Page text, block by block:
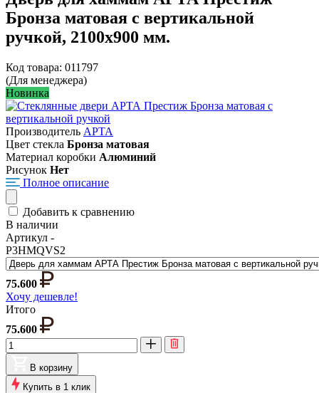
Бронза матовая с вертикальной
ручкой, 2100х900 мм.
Код товара: 011797
(Для менеджера)
Новинка
Производитель АРТА
Цвет стекла Бронза матовая
Материал коробки Алюминий
Рисунок Нет
Полное описание
Добавить к сравнению
В наличии
Артикул -
P3HMQVS2
75.600
Хочу дешевле!
Итого
75.600
В корзину
Купить в 1 клик